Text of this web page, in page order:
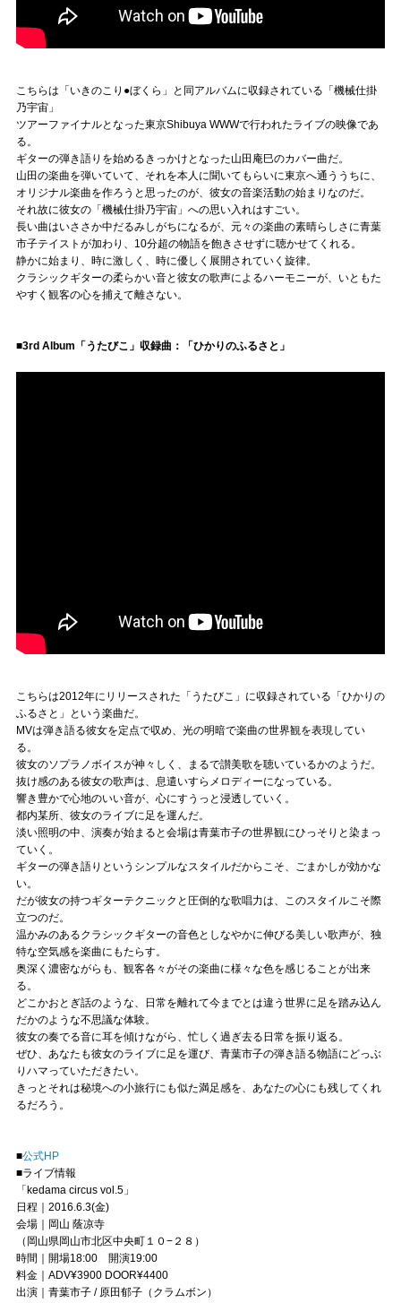
こちらは「いきのこり●ぼくら」と同アルバムに収録されている「機械仕掛
乃宇宙」
ツアーファイナルとなった東京Shibuya WWWで行われたライブの映像であ
る。
ギターの弾き語りを始めるきっかけとなった山田庵巳のカバー曲だ。
山田の楽曲を弾いていて、それを本人に聞いてもらいに東京へ通ううちに、
オリジナル楽曲を作ろうと思ったのが、彼女の音楽活動の始まりなのだ。
それ故に彼女の「機械仕掛乃宇宙」への思い入れはすごい。
長い曲はいささか中だるみしがちになるが、元々の楽曲の素晴らしさに青葉
市子テイストが加わり、10分超の物語を飽きさせずに聴かせてくれる。
静かに始まり、時に激しく、時に優しく展開されていく旋律。
クラシックギターの柔らかい音と彼女の歌声によるハーモニーが、いともた
やすく観客の心を捕えて離さない。
■3rd Album「うたびこ」収録曲：「ひかりのふるさと」
こちらは2012年にリリースされた「うたびこ」に収録されている「ひかりの
ふるさと」という楽曲だ。
MVは弾き語る彼女を定点で収め、光の明暗で楽曲の世界観を表現してい
る。
彼女のソプラノボイスが神々しく、まるで讃美歌を聴いているかのようだ。
抜け感のある彼女の歌声は、息遣いすらメロディーになっている。
響き豊かで心地のいい音が、心にすうっと浸透していく。
都内某所、彼女のライブに足を運んだ。
淡い照明の中、演奏が始まると会場は青葉市子の世界観にひっそりと染まっ
ていく。
ギターの弾き語りというシンプルなスタイルだからこそ、ごまかしが効かな
い。
だが彼女の持つギターテクニックと圧倒的な歌唱力は、このスタイルこそ際
立つのだ。
温かみのあるクラシックギターの音色としなやかに伸びる美しい歌声が、独
特な空気感を楽曲にもたらす。
奥深く濃密ながらも、観客各々がその楽曲に様々な色を感じることが出来
る。
どこかおとぎ話のような、日常を離れて今までとは違う世界に足を踏み込ん
だかのような不思議な体験。
彼女の奏でる音に耳を傾けながら、忙しく過ぎ去る日常を振り返る。
ぜひ、あなたも彼女のライブに足を運び、青葉市子の弾き語る物語にどっぶ
りハマっていただきたい。
きっとそれは秘境への小旅行にも似た満足感を、あなたの心にも残してくれ
るだろう。
■公式HP
■ライブ情報
「kedama circus vol.5」
日程｜2016.6.3(金)
会場｜岡山 蔭凉寺
（岡山県岡山市北区中央町１０−２８）
時間｜開場18:00 開演19:00
料金｜ADV¥3900 DOOR¥4400
出演｜青葉市子 / 原田郁子（クラムボン）